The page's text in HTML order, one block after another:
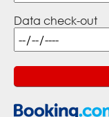
Data check-out